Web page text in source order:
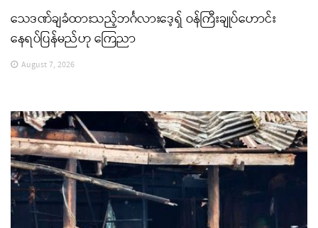
သေဒဏ်ချခံထားသည့်ဘင်္ဂလားဒေ့ရှ် ဝန်ကြီးချုပ်ဟောင်း
နေရပ်ပြန်မည်ဟု ကြေညာ
August 7, 2026